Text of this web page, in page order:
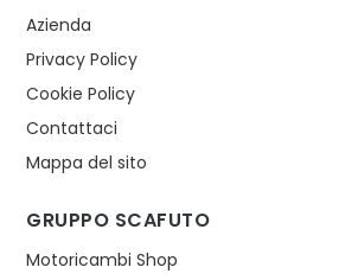
Azienda
Privacy Policy
Cookie Policy
Contattaci
Mappa del sito
GRUPPO SCAFUTO
Motoricambi Shop